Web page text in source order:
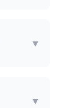
▼
▼